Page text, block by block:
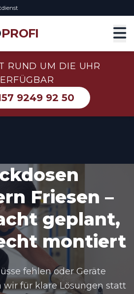
PROFI
RUND UM DIE UHR
9249 92 50
Friesen –
geplant,
montiert
fehlen oder Geräte
wir für klare Lösungen statt